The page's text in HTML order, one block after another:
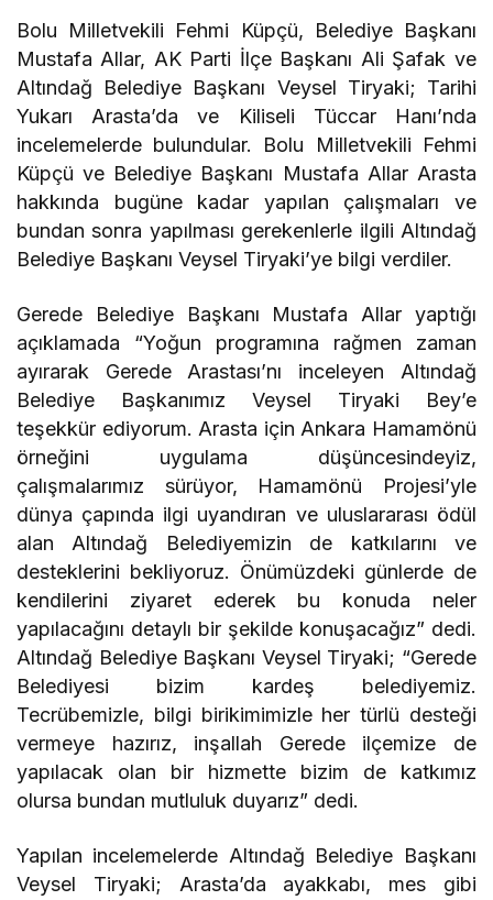
Bolu Milletvekili Fehmi Küpçü, Belediye Başkanı
Mustafa Allar, AK Parti İlçe Başkanı Ali Şafak ve
Altındağ Belediye Başkanı Veysel Tiryaki; Tarihi
Yukarı Arasta’da ve Kiliseli Tüccar Hanı’nda
incelemelerde bulundular. Bolu Milletvekili Fehmi
Küpçü ve Belediye Başkanı Mustafa Allar Arasta
hakkında bugüne kadar yapılan çalışmaları ve
bundan sonra yapılması gerekenlerle ilgili Altındağ
Belediye Başkanı Veysel Tiryaki’ye bilgi verdiler.
Gerede Belediye Başkanı Mustafa Allar yaptığı
açıklamada “Yoğun programına rağmen zaman
ayırarak Gerede Arastası’nı inceleyen Altındağ
Belediye Başkanımız Veysel Tiryaki Bey’e
teşekkür ediyorum. Arasta için Ankara Hamamönü
örneğini uygulama düşüncesindeyiz,
çalışmalarımız sürüyor, Hamamönü Projesi’yle
dünya çapında ilgi uyandıran ve uluslararası ödül
alan Altındağ Belediyemizin de katkılarını ve
desteklerini bekliyoruz. Önümüzdeki günlerde de
kendilerini ziyaret ederek bu konuda neler
yapılacağını detaylı bir şekilde konuşacağız” dedi.
Altındağ Belediye Başkanı Veysel Tiryaki; “Gerede
Belediyesi bizim kardeş belediyemiz.
Tecrübemizle, bilgi birikimimizle her türlü desteği
vermeye hazırız, inşallah Gerede ilçemize de
yapılacak olan bir hizmette bizim de katkımız
olursa bundan mutluluk duyarız” dedi.
Yapılan incelemelerde Altındağ Belediye Başkanı
Veysel Tiryaki; Arasta’da ayakkabı, mes gibi